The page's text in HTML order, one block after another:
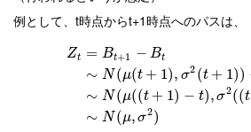
例として、t時点からt+1時点へのパスは、
Zt =
∼
∼
∼
Bt+1 − Bt
N (μ(t + 1), σ2 (t + 1))
N (μ((t + 1) − t), σ2((t
N (μ, σ2)